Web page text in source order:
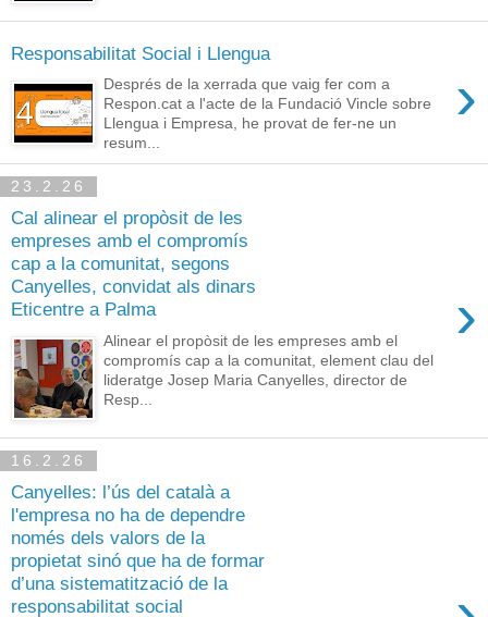
Responsabilitat Social i Llengua
›
Després de la xerrada que vaig fer com a
Respon.cat a l'acte de la Fundació Vincle sobre
Llengua i Empresa, he provat de fer-ne un
resum...
23.2.26
Cal alinear el propòsit de les
empreses amb el compromís
cap a la comunitat, segons
Canyelles, convidat als dinars
Eticentre a Palma
›
Alinear el propòsit de les empreses amb el
compromís cap a la comunitat, element clau del
lideratge Josep Maria Canyelles, director de
Resp...
16.2.26
Canyelles: l’ús del català a
l'empresa no ha de dependre
només dels valors de la
propietat sinó que ha de formar
d’una sistematització de la
responsabilitat social